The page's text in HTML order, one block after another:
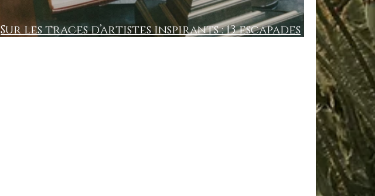
Sur les traces d’artistes inspirants : 13 escapades